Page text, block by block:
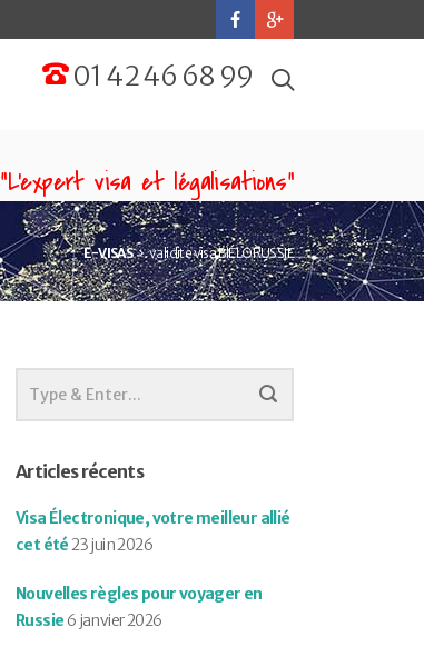
01 42 46 68 99
“L'expert visa et légalisations”
E-VISAS validite visa BIÉLORUSSIE
Articles récents
Visa Électronique, votre meilleur allié
cet été23 juin 2026
Nouvelles règles pour voyager en
Russie 6 janvier 2026